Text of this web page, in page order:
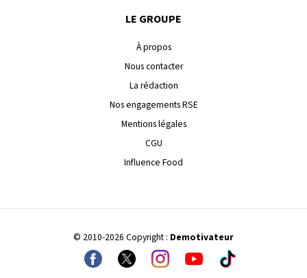
LE GROUPE
À propos
Nous contacter
La rédaction
Nos engagements RSE
Mentions légales
CGU
Influence Food
© 2010-2026 Copyright : Demotivateur